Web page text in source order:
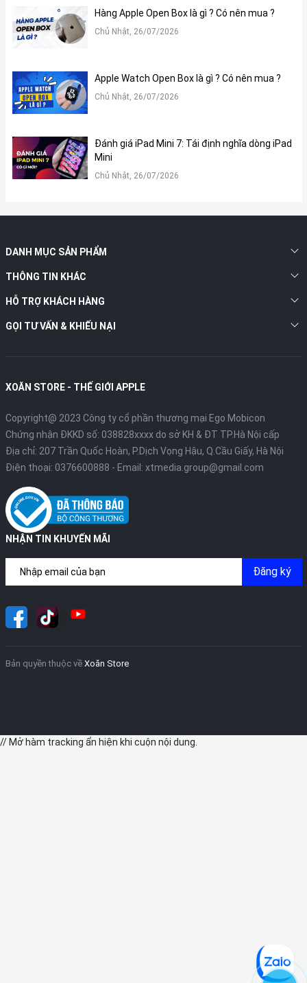
Hệ thống phím được tinh chỉnh bởi Apple
thống phím trên Smart Keyboard Folio theo cách tối ưu nhằm
đem tới trải nghiệm gõ tốt nhất. Kích thước phím bấm hợp lý,
khoảng cách giữa các phím vừa đủ, đảm bảo độ nảy, tốc độ phản
Hàng Apple Open Box là gì ? Có nên mua ?
Chủ Nhật, 26/07/2026
Apple Watch Open Box là gì ? Có nên mua ?
Chủ Nhật, 26/07/2026
Đánh giá iPad Mini 7: Tái định nghĩa dòng iPad
Mini
Chủ Nhật, 26/07/2026
DANH MỤC SẢN PHẨM
THÔNG TIN KHÁC
HỖ TRỢ KHÁCH HÀNG
GỌI TƯ VẤN & KHIẾU NẠI
XOĂN STORE - THẾ GIỚI APPLE
Copyright@ 2023 Công ty cổ phần thương mại Ego Mobicon
Chứng nhận ĐKKD số: 038828xxxx do sở KH & ĐT TP.Hà Nội cấp
Địa chỉ: 207 Trần Quốc Hoàn, P.Dịch Vọng Hậu, Q.Cầu Giấy, Hà Nội
Điện thoại: 0376600888 - Email: xtmedia.group@gmail.com
NHẬN TIN KHUYẾN MÃI
Đăng ký
Bản quyền thuộc về Xoăn Store
// Mở hàm tracking ẩn hiện khi cuộn nội dung.